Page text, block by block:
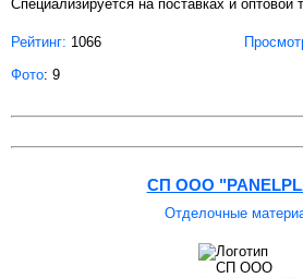
Специализируется на поставках и оптовой
Рейтинг: 1066
Фото: 9
СП OOO
Отделочные